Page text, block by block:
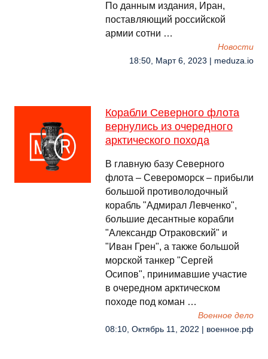
По данным издания, Иран,
поставляющий российской
армии сотни …
Новости
18:50, Март 6, 2023 | meduza.io
Корабли Северного флота
вернулись из очередного
арктического похода
В главную базу Северного
флота – Североморск – прибыли
большой противолодочный
корабль "Адмирал Левченко",
большие десантные корабли
"Александр Отраковский" и
"Иван Грен", а также большой
морской танкер "Сергей
Осипов", принимавшие участие
в очередном арктическом
походе под коман …
Военное дело
08:10, Октябрь 11, 2022 | военное.рф